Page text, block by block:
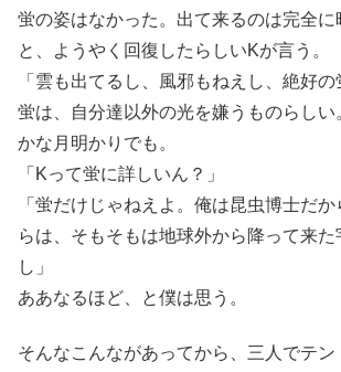
蛍の姿はなかった。出て来るのは完全
と、ようやく回復したらしいKが言う。
「雲も出てるし、風邪もねえし、絶好の
蛍は、自分達以外の光を嫌うものらしい
かな月明かりでも。
「Kって蛍に詳しいん？」
「蛍だけじゃねえよ。俺は昆虫博士だ
らは、そもそもは地球外から降って来
し」
ああなるほど、と僕は思う。
そんなこんながあってから、三人でテン